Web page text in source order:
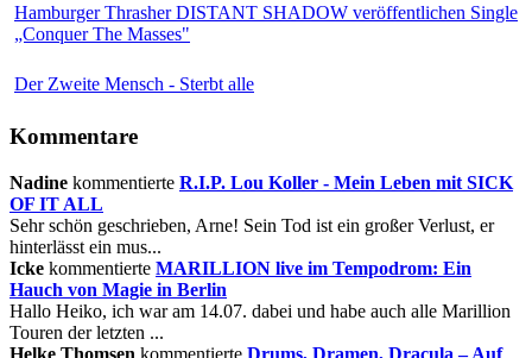
Hamburger Thrasher DISTANT SHADOW veröffentlichen Single
„Conquer The Masses"
Der Zweite Mensch - Sterbt alle
Kommentare
Nadine kommentierte R.I.P. Lou Koller - Mein Leben mit SICK
OF IT ALL
Sehr schön geschrieben, Arne! Sein Tod ist ein großer Verlust, er
hinterlässt ein mus...
Icke kommentierte MARILLION live im Tempodrom: Ein
Hauch von Magie in Berlin
Hallo Heiko, ich war am 14.07. dabei und habe auch alle Marillion
Touren der letzten ...
Helke Thomsen kommentierte Drums, Dramen, Dracula – Auf